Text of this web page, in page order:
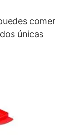
comer
únicas